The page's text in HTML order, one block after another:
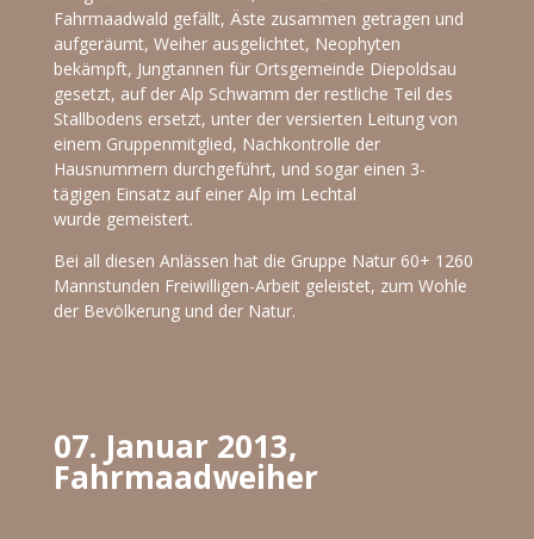
Fahrmaadwald gefällt, Äste zusammen getragen und
aufgeräumt, Weiher ausgelichtet, Neophyten
bekämpft, Jungtannen für Ortsgemeinde Diepoldsau
gesetzt, auf der Alp Schwamm der restliche Teil des
Stallbodens ersetzt, unter der versierten Leitung von
einem Gruppenmitglied, Nachkontrolle der
Hausnummern durchgeführt, und sogar einen 3-
tägigen Einsatz auf einer Alp im Lechtal
wurde gemeistert.
Bei all diesen Anlässen hat die Gruppe Natur 60+ 1260
Mannstunden Freiwilligen-Arbeit geleistet, zum Wohle
der Bevölkerung und der Natur.
07. Januar 2013,
Fahrmaadweiher